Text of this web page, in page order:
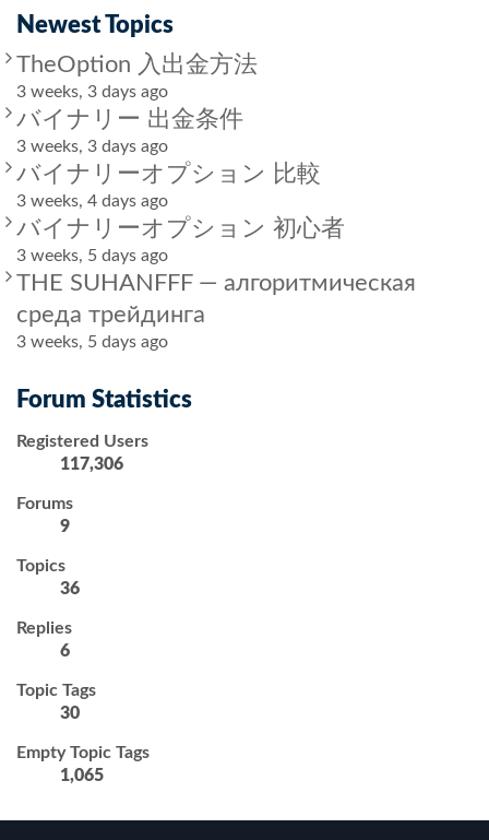
Newest Topics
TheOption 入出金方法
3 weeks, 3 days ago
バイナリー 出金条件
3 weeks, 3 days ago
バイナリーオプション 比較
3 weeks, 4 days ago
バイナリーオプション 初心者
3 weeks, 5 days ago
THE SUHANFFF — алгоритмическая
среда трейдинга
3 weeks, 5 days ago
Forum Statistics
Registered Users
117,306
Forums
9
Topics
36
Replies
6
Topic Tags
30
Empty Topic Tags
1,065